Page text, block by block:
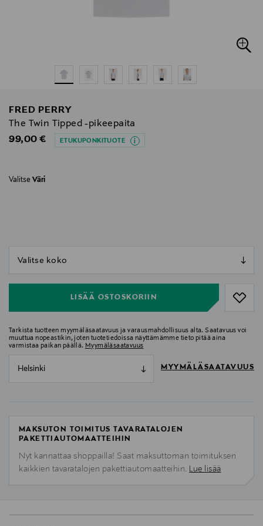
FRED PERRY
The Twin Tipped -pikeepaita
Original Price
99,00 € ETUKUPONKITUOTE
Valitse Väri
LISÄÄ OSTOSKORIIN
Tarkista tuotteen myymäläsaatavuus ja varausmahdollisuus alta. Saatavuus voi
muuttua nopeastikin, joten tuotetiedoissa näyttämämme tieto pitää aina
varmistaa paikan päällä. Myymäläsaatavuus
Helsinki MYYMÄLÄSAATAVUUS
MAKSUTON TOIMITUS TAVARATALOJEN
PAKETTIAUTOMAATTEIHIN
Nyt kannattaa shoppailla! Saat maksuttoman toimituksen
kaikkien tavaratalojen pakettiautomaatteihin. Lue lisää